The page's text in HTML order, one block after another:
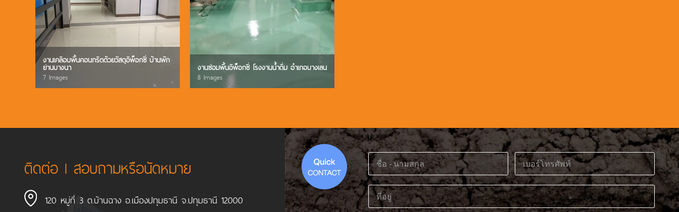
งานเคลือบพื้นคอนกรีตด้วยวัสดุอีพ็อกซี่ บ้านพัก
ย่านบางนา
7 Images
งานซ่อมพื้นอีพ็อกซี่ โรงงานน้ำดื่ม อำเภอบางเลน
8 Images
ติดต่อ l สอบถามหรือนัดหมาย
120 หมู่ที่ 3 ต.บ้านฉาง อ.เมืองปทุมธานี จ.ปทุมธานี 12000